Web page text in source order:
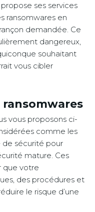
ses services
ransomwares en
demandée. Ce
dangereux,
souhaitant
vous cibler
vous proposons ci-
comme les
de sécurité pour
mature. Ces
que votre
des procédures et
le risque d’une